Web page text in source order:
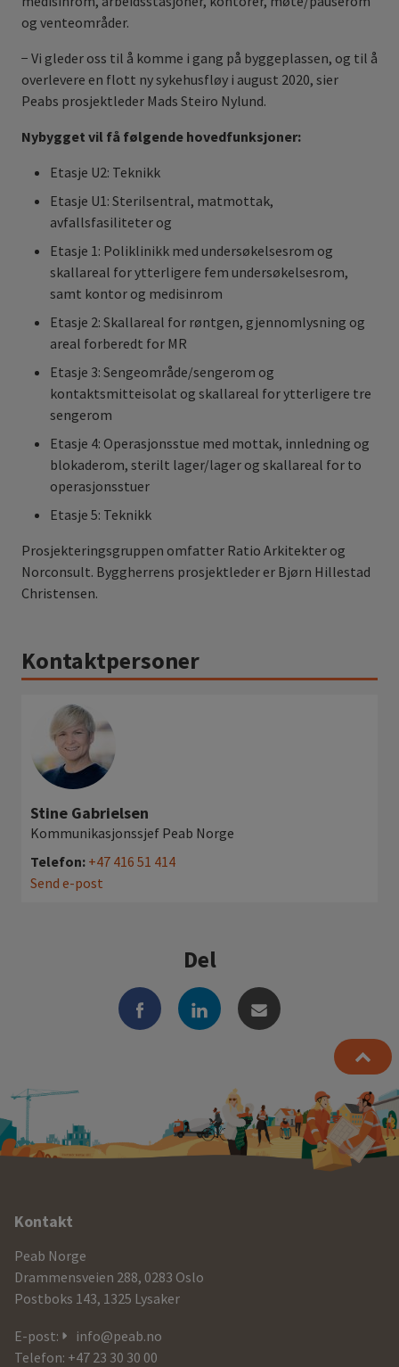
og venteområder.
− Vi gleder oss til å komme i gang på byggeplassen, og til å
overlevere en flott ny sykehusfløy i august 2020, sier
Peabs prosjektleder Mads Steiro Nylund.
Nybygget vil få følgende hovedfunksjoner:
Etasje U2: Teknikk
Etasje U1: Sterilsentral, matmottak,
avfallsfasiliteter og
Etasje 1: Poliklinikk med undersøkelsesrom og
skallareal for ytterligere fem undersøkelsesrom,
samt kontor og medisinrom
Etasje 2: Skallareal for røntgen, gjennomlysning og
areal forberedt for MR
Etasje 3: Sengeområde/sengerom og
kontaktsmitteisolat og skallareal for ytterligere tre
sengerom
Etasje 4: Operasjonsstue med mottak, innledning og
blokaderom, sterilt lager/lager og skallareal for to
operasjonsstuer
Etasje 5: Teknikk
Prosjekteringsgruppen omfatter Ratio Arkitekter og
Norconsult. Byggherrens prosjektleder er Bjørn Hillestad
Christensen.
Kontaktpersoner
Stine Gabrielsen
Kommunikasjonssjef Peab Norge
Telefon: +47 416 51 414
Send e-post
Del
Ytterligere
informasjon
og
kontaktdetaljer
Kontakt
Peab Norge
Drammensveien 288, 0283 Oslo
Postboks 143, 1325 Lysaker
E-post:
info@peab.no
Telefon: +47 23 30 30 00